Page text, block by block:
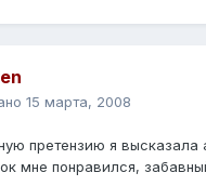
15 марта, 2008
претензию я высказала
мне понравился,